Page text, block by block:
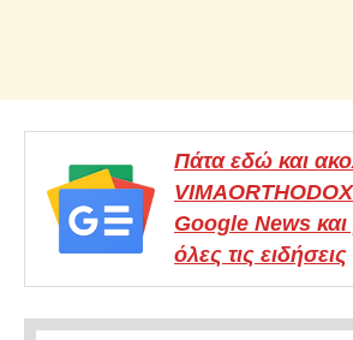
Πάτα εδώ και
Google News
όλες τις ειδήσεις